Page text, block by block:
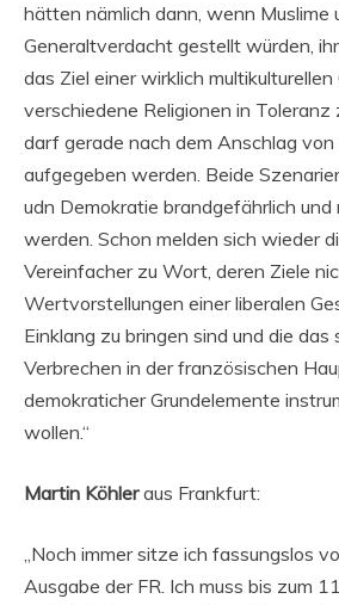
hätten nämlich dann, wenn Muslime
Generaltverdacht gestellt würden,
das Ziel einer wirklich
verschiedene Religionen in Toleranz
darf gerade nach dem Anschlag
aufgegeben werden. Beide
udn Demokratie brandgefährlich
werden. Schon melden sich wieder
Vereinfacher zu Wort, deren Ziele
Wertvorstellungen einer liberalen
Einklang zu bringen sind und die das
Verbrechen in der französischen
demokraticher Grundelemente
wollen.“
Martin Köhleraus Frankfurt:
„Noch immer sitze ich fassungslos
Ausgabe der FR. Ich muss bis zum